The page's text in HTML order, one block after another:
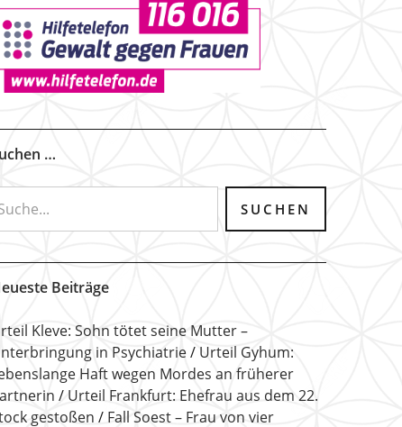
…
Beiträge
Kleve: Sohn tötet seine Mutter –
in Psychiatrie
Urteil Gyhum:
Haft wegen Mordes an früherer
Urteil Frankfurt: Ehefrau aus dem 22.
gestoßen
Fall Soest – Frau von vier